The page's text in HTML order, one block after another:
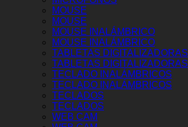
MOUSE
MOUSE
MOUSE INALÁMBRICO
MOUSE INALÁMBRICO
TABLETAS DIGITALIZADORAS
TABLETAS DIGITALIZADORAS
TECLADO INALÁMBRICOS
TECLADO INALÁMBRICOS
TECLADOS
TECLADOS
WEB CAM